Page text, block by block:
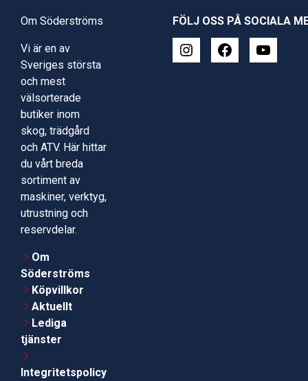
Om Söderströms
Vi är en av
Sveriges största
och mest
välsorterade
butiker inom
skog, trädgård
och ATV. Här hittar
du vårt breda
sortiment av
maskiner, verktyg,
utrustning och
reservdelar.
Om
Söderströms
Köpvillkor
Aktuellt
Lediga
tjänster
Integritetspolicy
FÖLJ OSS PÅ SOCIALA